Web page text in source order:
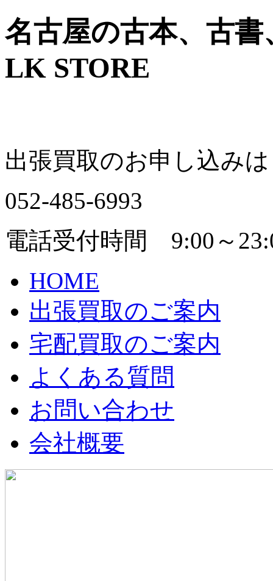
名古屋の古本、古
LK STORE
出張買取のお申し込みは
052-485-6993
電話受付時間 9:00～
HOME
出張買取のご案内
宅配買取のご案内
よくある質問
お問い合わせ
会社概要